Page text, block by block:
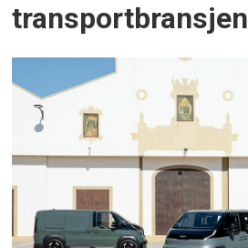
transportbransjen